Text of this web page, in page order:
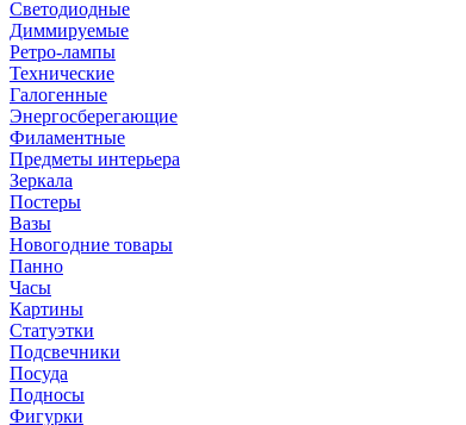
Светодиодные
Диммируемые
Ретро-лампы
Технические
Галогенные
Энергосберегающие
Филаментные
Предметы интерьера
Зеркала
Постеры
Вазы
Новогодние товары
Панно
Часы
Картины
Статуэтки
Подсвечники
Посуда
Подносы
Фигурки